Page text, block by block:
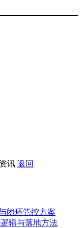
讯 返回
闭环管控方案
辑与落地方法